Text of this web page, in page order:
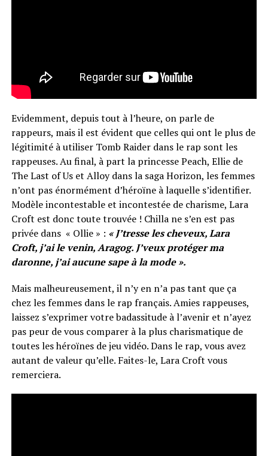
Evidemment, depuis tout à l’heure, on parle de
rappeurs, mais il est évident que celles qui ont le plus de
légitimité à utiliser Tomb Raider dans le rap sont les
rappeuses. Au final, à part la princesse Peach, Ellie de
The Last of Us et Alloy dans la saga Horizon, les femmes
n’ont pas énormément d’héroïne à laquelle s’identifier.
Modèle incontestable et incontestée de charisme, Lara
Croft est donc toute trouvée ! Chilla ne s’en est pas
privée dans « Ollie » : « J’tresse les cheveux, Lara
Croft, j’ai le venin, Aragog. J’veux protéger ma
daronne, j’ai aucune sape à la mode ».
Mais malheureusement, il n’y en n’a pas tant que ça
chez les femmes dans le rap français. Amies rappeuses,
laissez s’exprimer votre badassitude à l’avenir et n’ayez
pas peur de vous comparer à la plus charismatique de
toutes les héroïnes de jeu vidéo. Dans le rap, vous avez
autant de valeur qu’elle. Faites-le, Lara Croft vous
remerciera.